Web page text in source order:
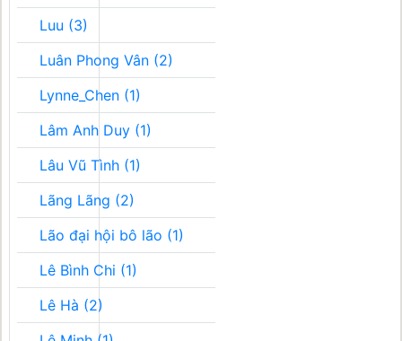
Luu (3)
Luân Phong Vân (2)
Lynne_Chen (1)
Lâm Anh Duy (1)
Lâu Vũ Tình (1)
Lãng Lãng (2)
Lão đại hội bô lão (1)
Lê Bình Chi (1)
Lê Hà (2)